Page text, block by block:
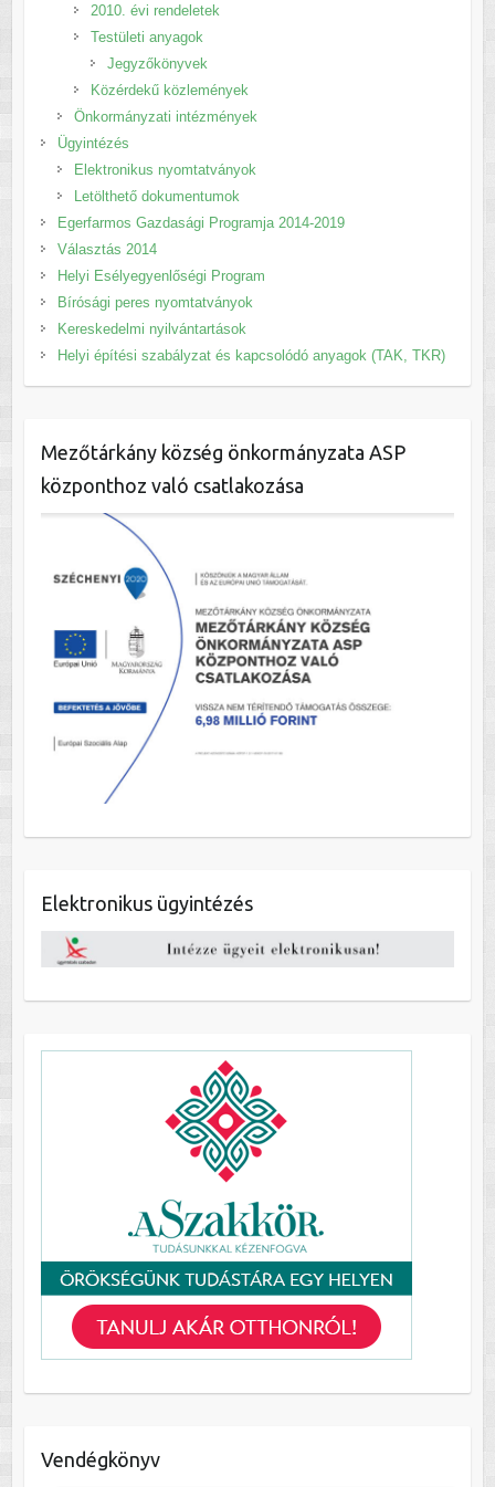
2010. évi rendeletek
Testületi anyagok
Jegyzőkönyvek
Közérdekű közlemények
Önkormányzati intézmények
Ügyintézés
Elektronikus nyomtatványok
Letölthető dokumentumok
Egerfarmos Gazdasági Programja 2014-2019
Választás 2014
Helyi Esélyegyenlőségi Program
Bírósági peres nyomtatványok
Kereskedelmi nyilvántartások
Helyi építési szabályzat és kapcsolódó anyagok (TAK, TKR)
Mezőtárkány község önkormányzata ASP
központhoz való csatlakozása
Elektronikus ügyintézés
Vendégkönyv